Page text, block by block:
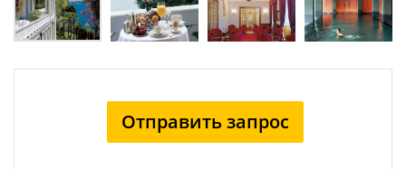
Отправить запрос